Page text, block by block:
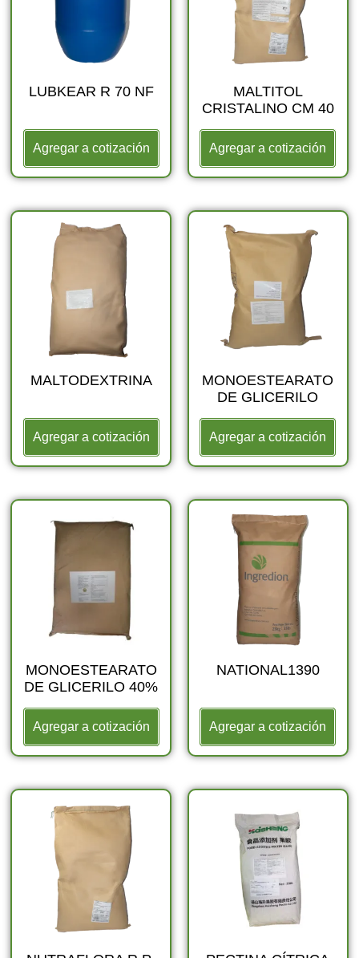
LUBKEAR R 70 NF
Agregar a cotización
MALTITOL
CRISTALINO CM 40
Agregar a cotización
MALTODEXTRINA
Agregar a cotización
MONOESTEARATO
DE GLICERILO
Agregar a cotización
MONOESTEARATO
DE GLICERILO 40%
Agregar a cotización
NATIONAL1390
Agregar a cotización